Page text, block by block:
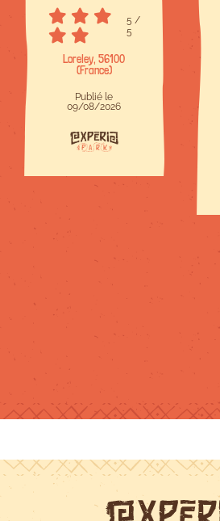
5 /
5
Loreley, 56100
(France)
Publié le
09/08/2026